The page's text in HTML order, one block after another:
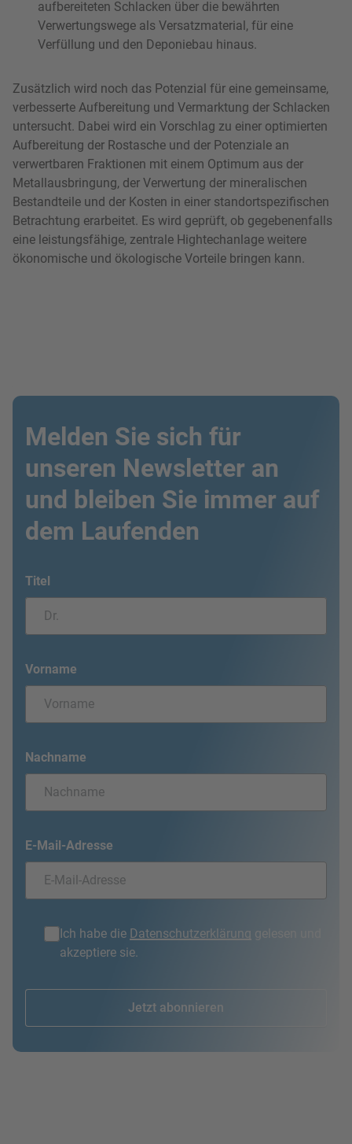
aufbereiteten Schlacken über die bewährten
Verwertungswege als Versatzmaterial, für eine
Verfüllung und den Deponiebau hinaus.
Zusätzlich wird noch das Potenzial für eine gemeinsame,
verbesserte Aufbereitung und Vermarktung der Schlacken
untersucht. Dabei wird ein Vorschlag zu einer optimierten
Aufbereitung der Rostasche und der Potenziale an
verwertbaren Fraktionen mit einem Optimum aus der
Metallausbringung, der Verwertung der mineralischen
Bestandteile und der Kosten in einer standortspezifischen
Betrachtung erarbeitet. Es wird geprüft, ob gegebenenfalls
eine leistungsfähige, zentrale Hightechanlage weitere
ökonomische und ökologische Vorteile bringen kann.
Melden Sie sich für
unseren Newsletter an
und bleiben Sie immer auf
dem Laufenden
Titel
Vorname
Nachname
E-Mail-Adresse
Ich habe die Datenschutzerklärung gelesen und
akzeptiere sie.
Jetzt abonnieren